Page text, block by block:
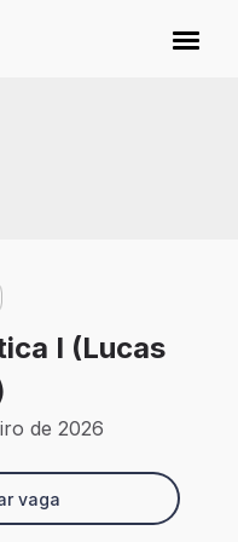
I (Lucas
de 2026
vaga